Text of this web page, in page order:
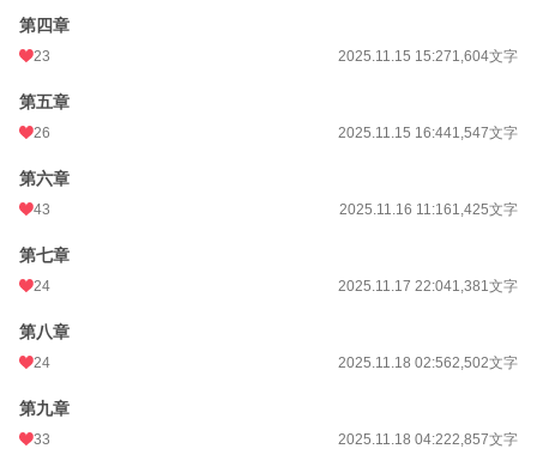
週間ポイント
第四章
23 2025.11.15 15:271,604文字
第五章
26 2025.11.15 16:441,547文字
第六章
43 2025.11.16 11:161,425文字
第七章
24 2025.11.17 22:041,381文字
第八章
24 2025.11.18 02:562,502文字
第九章
33 2025.11.18 04:222,857文字